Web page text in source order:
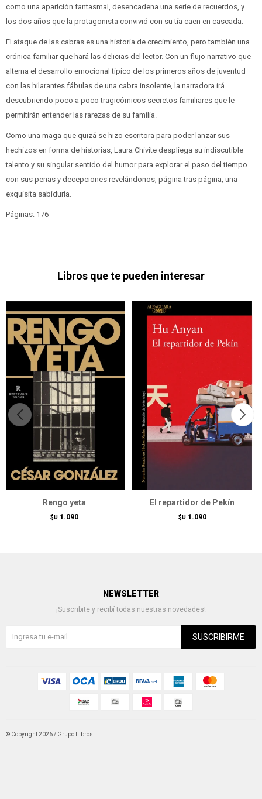
como una aparición fantasmal, desencadena una serie de recuerdos, y
los dos años que la protagonista convivió con su tía caen en cascada.
El ataque de las cabras es una historia de crecimiento, pero también una
crónica familiar que hará las delicias del lector. Con un flujo narrativo que
alterna el desarrollo emocional típico de los primeros años de juventud
con las hilarantes fábulas de una cabra insolente, la narradora irá
descubriendo poco a poco tragicómicos secretos familiares que le
permitirán entender las rarezas de su familia.
Como una maga que quizá se hizo escritora para poder lanzar sus
hechizos en forma de historias, Laura Chivite despliega su indiscutible
talento y su singular sentido del humor para explorar el paso del tiempo
con sus penas y decepciones revelándonos, página tras página, una
exquisita sabiduría.
Páginas: 176
Libros que te pueden interesar
Rengo yeta
$U 1.090
El repartidor de Pekín
$U 1.090
NEWSLETTER
¡Suscribite y recibí todas nuestras novedades!
SUSCRIBIRME
© Copyright 2026 / Grupo Libros